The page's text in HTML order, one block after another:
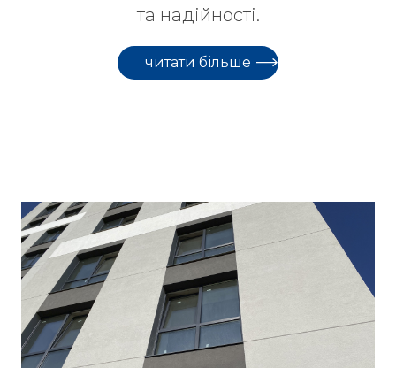
та надійності.
читати більше